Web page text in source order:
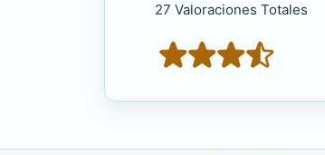
27 Valoraciones Totales